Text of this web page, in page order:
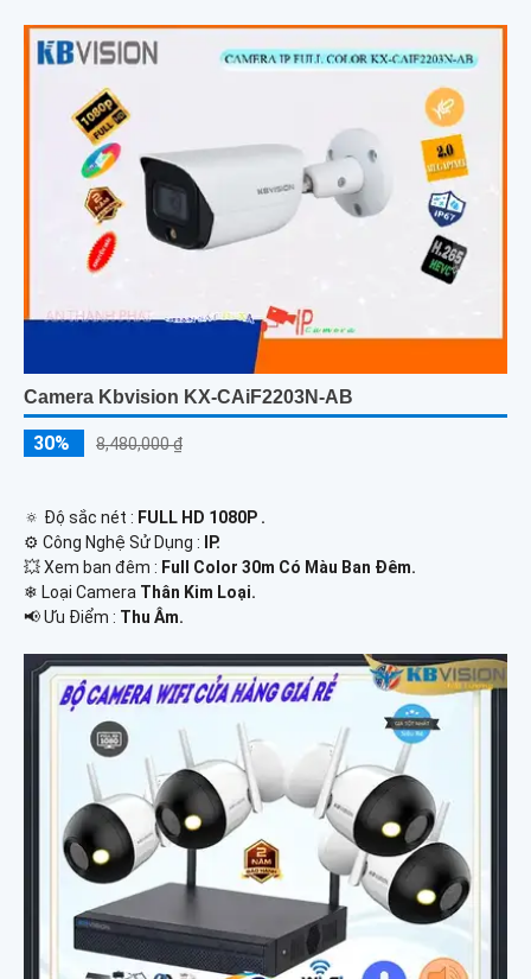
Camera Kbvision KX-CAiF2203N-AB
30% 8,480,000 ₫
🔅 Độ sắc nét : FULL HD 1080P .
⚙ Công Nghệ Sử Dụng :
IP.
💥 Xem ban đêm : Full Color 30m Có Màu Ban Đêm.
❄ Loại Camera Thân Kim Loại.
️📢 Ưu Điểm : Thu Âm.